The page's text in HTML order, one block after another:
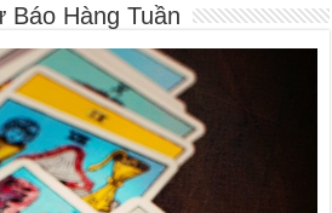
Báo Hàng Tuần